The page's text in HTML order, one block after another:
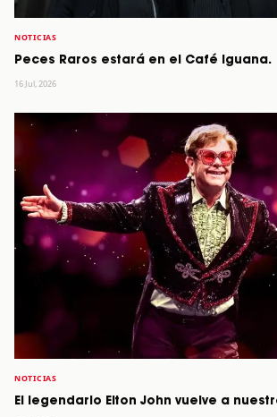
NOTICIAS
Peces Raros estará en el Café Iguana.
16 Jul, 2026
NOTICIAS
El legendario Elton John vuelve a